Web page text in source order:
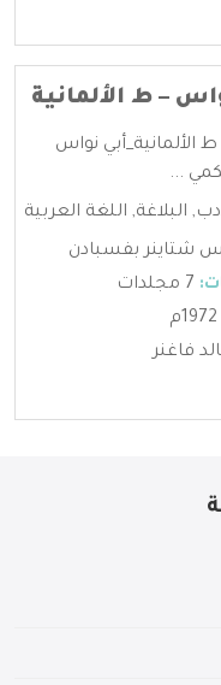
– ط الألمانية
الألمانية_أبي نواس
...
, البلاغة, اللغة العربية
شتاينر بفسبادن
فاغنر